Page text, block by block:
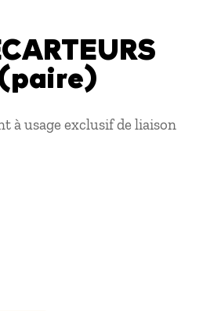
(paire)
à usage exclusif de liaison